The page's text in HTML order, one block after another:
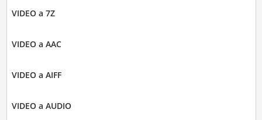
VIDEO a 7Z
VIDEO a AAC
VIDEO a AIFF
VIDEO a AUDIO